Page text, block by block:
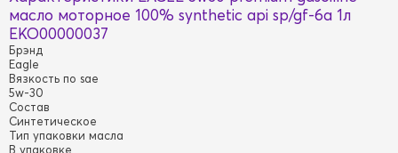
масло моторное 100% synthetic api sp/gf-6a 1л
EKO00000037
Брэнд
Eagle
Вязкость по sae
5w-30
Состав
Синтетическое
Тип упаковки масла
В упаковке